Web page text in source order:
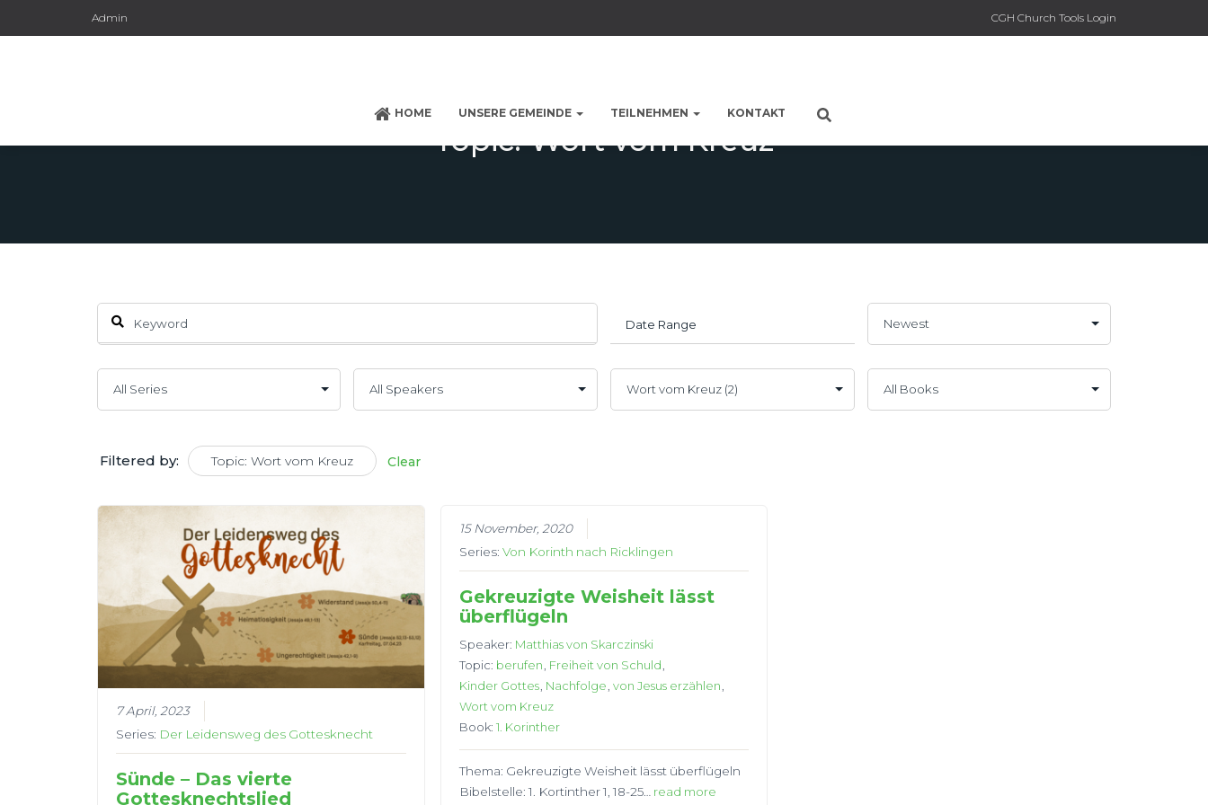
CGH Church Tools Login
Admin
HOME UNSERE GEMEINDE TEILNEHMEN KONTAKT
Topic: Wort vom Kreuz
Filtered by: Topic: Wort vom Kreuz Clear
7 April, 2023
Series: Der Leidensweg des Gottesknecht
Sünde – Das vierte
Gottesknechtslied
15 November, 2020
Series: Von Korinth nach Ricklingen
Gekreuzigte Weisheit lässt
überflügeln
Speaker: Matthias von Skarczinski
Topic: berufen Freiheit von Schuld
Kinder Gottes Nachfolge von Jesus erzählen
Wort vom Kreuz
Book: 1. Korinther
Thema: Gekreuzigte Weisheit lässt überflügeln
Bibelstelle: 1. Kortinther 1, 18-25… read more